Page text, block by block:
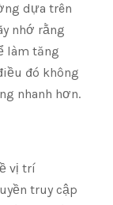
dựa trên
nhớ rằng
làm tăng
đó không
nhanh hơn.
vị trí
truy cập